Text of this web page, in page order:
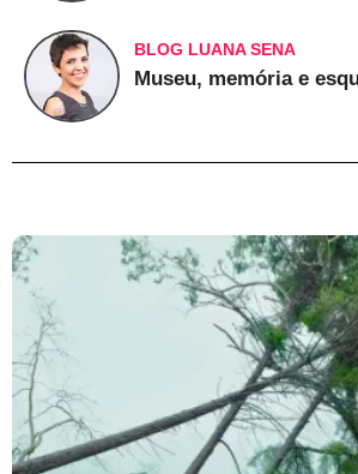
BLOG LUANA SENA
Museu, memória e